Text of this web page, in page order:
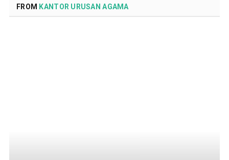
FROM KANTOR URUSAN AGAMA